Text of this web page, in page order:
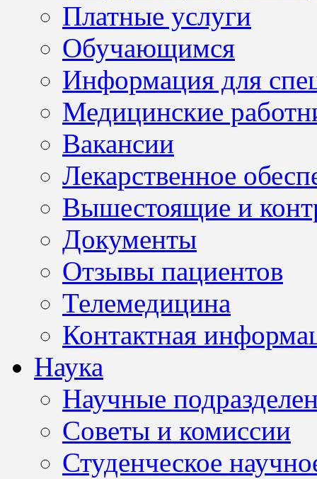
Платные услуги
Обучающимся
Информация для
Медицинские
Вакансии
Лекарственное
Вышестоящие и
Документы
Отзывы пациентов
Телемедицина
Контактная
Наука
Научные
Советы и комиссии
Студенческое